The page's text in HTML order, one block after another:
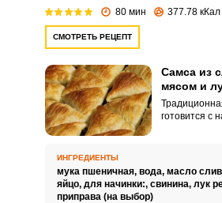
80 мин 377.78 кКал
СМОТРЕТЬ РЕЦЕПТ
Самса из
мясом и
готовится с
свойствами.
ИНГРЕДИЕНТЫ
мука пшеничная, вода, масло
яйцо, для начинки:, свинина, лук
приправа (на выбор)